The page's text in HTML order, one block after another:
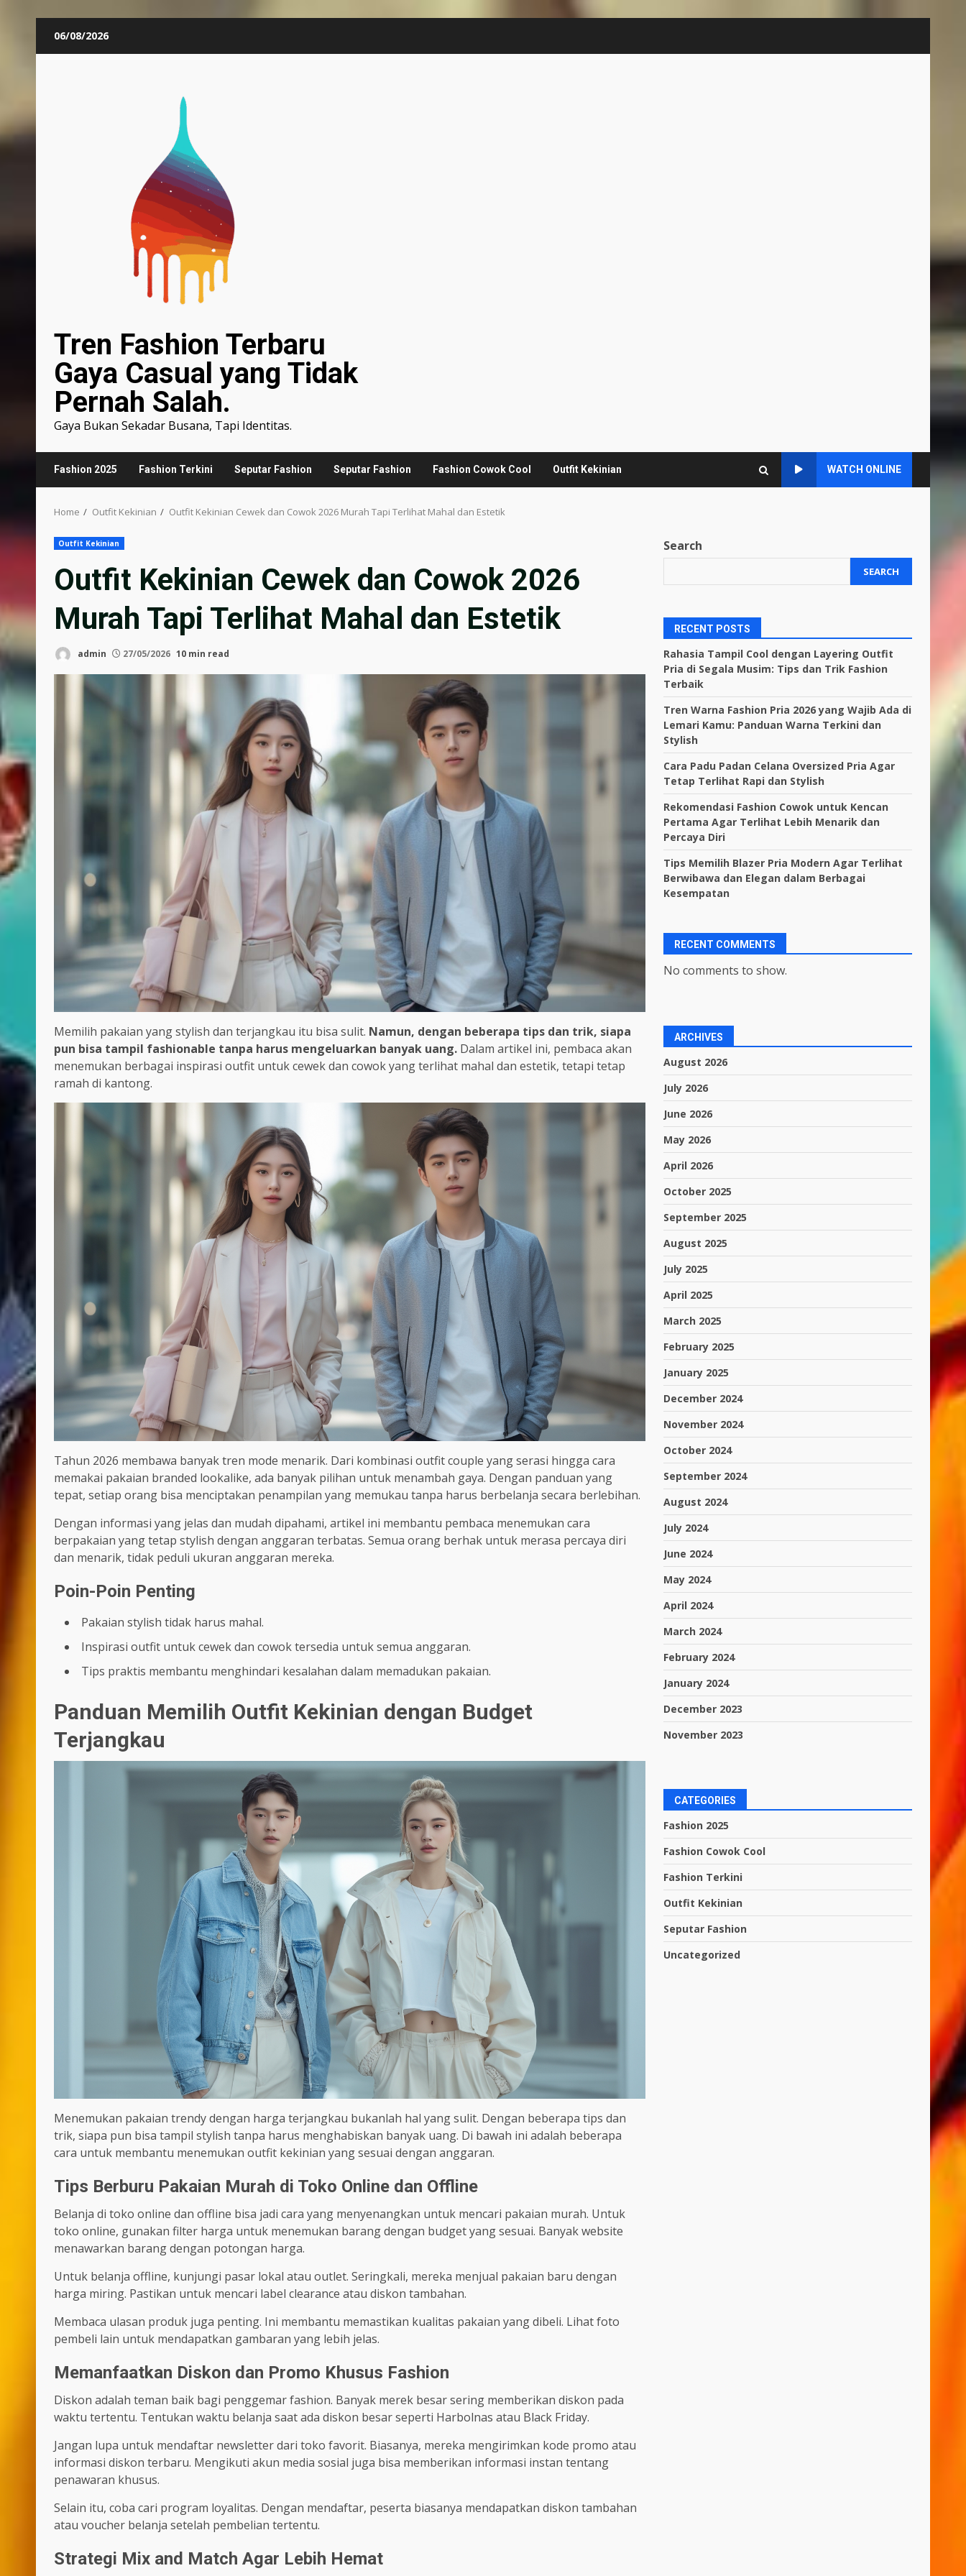
06/08/2026
Tren Fashion Terbaru
Gaya Casual yang Tidak
Pernah Salah.
Gaya Bukan Sekadar Busana, Tapi Identitas.
Fashion 2025 Fashion Terkini Seputar Fashion Seputar Fashion Fashion Cowok Cool Outfit Kekinian WATCH ONLINE
Home Outfit Kekinian Outfit Kekinian Cewek dan Cowok 2026 Murah Tapi Terlihat Mahal dan Estetik
Outfit Kekinian
Outfit Kekinian Cewek dan Cowok 2026
Murah Tapi Terlihat Mahal dan Estetik
admin 27/05/2026 10 min read
Memilih pakaian yang stylish dan terjangkau itu bisa sulit. Namun, dengan beberapa tips dan trik, siapa
pun bisa tampil fashionable tanpa harus mengeluarkan banyak uang. Dalam artikel ini, pembaca akan
menemukan berbagai inspirasi outfit untuk cewek dan cowok yang terlihat mahal dan estetik, tetapi tetap
ramah di kantong.
Tahun 2026 membawa banyak tren mode menarik. Dari kombinasi outfit couple yang serasi hingga cara
memakai pakaian branded lookalike, ada banyak pilihan untuk menambah gaya. Dengan panduan yang
tepat, setiap orang bisa menciptakan penampilan yang memukau tanpa harus berbelanja secara berlebihan.
Dengan informasi yang jelas dan mudah dipahami, artikel ini membantu pembaca menemukan cara
berpakaian yang tetap stylish dengan anggaran terbatas. Semua orang berhak untuk merasa percaya diri
dan menarik, tidak peduli ukuran anggaran mereka.
Poin-Poin Penting
Pakaian stylish tidak harus mahal.
Inspirasi outfit untuk cewek dan cowok tersedia untuk semua anggaran.
Tips praktis membantu menghindari kesalahan dalam memadukan pakaian.
Panduan Memilih Outfit Kekinian dengan Budget
Terjangkau
Menemukan pakaian trendy dengan harga terjangkau bukanlah hal yang sulit. Dengan beberapa tips dan
trik, siapa pun bisa tampil stylish tanpa harus menghabiskan banyak uang. Di bawah ini adalah beberapa
cara untuk membantu menemukan outfit kekinian yang sesuai dengan anggaran.
Tips Berburu Pakaian Murah di Toko Online dan Offline
Belanja di toko online dan offline bisa jadi cara yang menyenangkan untuk mencari pakaian murah. Untuk
toko online, gunakan filter harga untuk menemukan barang dengan budget yang sesuai. Banyak website
menawarkan barang dengan potongan harga.
Untuk belanja offline, kunjungi pasar lokal atau outlet. Seringkali, mereka menjual pakaian baru dengan
harga miring. Pastikan untuk mencari label clearance atau diskon tambahan.
Membaca ulasan produk juga penting. Ini membantu memastikan kualitas pakaian yang dibeli. Lihat foto
pembeli lain untuk mendapatkan gambaran yang lebih jelas.
Memanfaatkan Diskon dan Promo Khusus Fashion
Diskon adalah teman baik bagi penggemar fashion. Banyak merek besar sering memberikan diskon pada
waktu tertentu. Tentukan waktu belanja saat ada diskon besar seperti Harbolnas atau Black Friday.
Jangan lupa untuk mendaftar newsletter dari toko favorit. Biasanya, mereka mengirimkan kode promo atau
informasi diskon terbaru. Mengikuti akun media sosial juga bisa memberikan informasi instan tentang
penawaran khusus.
Selain itu, coba cari program loyalitas. Dengan mendaftar, peserta biasanya mendapatkan diskon tambahan
atau voucher belanja setelah pembelian tertentu.
Strategi Mix and Match Agar Lebih Hemat
Search
SEARCH
RECENT POSTS
Rahasia Tampil Cool dengan Layering Outfit
Pria di Segala Musim: Tips dan Trik Fashion
Terbaik
Tren Warna Fashion Pria 2026 yang Wajib Ada di
Lemari Kamu: Panduan Warna Terkini dan
Stylish
Cara Padu Padan Celana Oversized Pria Agar
Tetap Terlihat Rapi dan Stylish
Rekomendasi Fashion Cowok untuk Kencan
Pertama Agar Terlihat Lebih Menarik dan
Percaya Diri
Tips Memilih Blazer Pria Modern Agar Terlihat
Berwibawa dan Elegan dalam Berbagai
Kesempatan
RECENT COMMENTS
No comments to show.
ARCHIVES
August 2026
July 2026
June 2026
May 2026
April 2026
October 2025
September 2025
August 2025
July 2025
April 2025
March 2025
February 2025
January 2025
December 2024
November 2024
October 2024
September 2024
August 2024
July 2024
June 2024
May 2024
April 2024
March 2024
February 2024
January 2024
December 2023
November 2023
CATEGORIES
Fashion 2025
Fashion Cowok Cool
Fashion Terkini
Outfit Kekinian
Seputar Fashion
Uncategorized